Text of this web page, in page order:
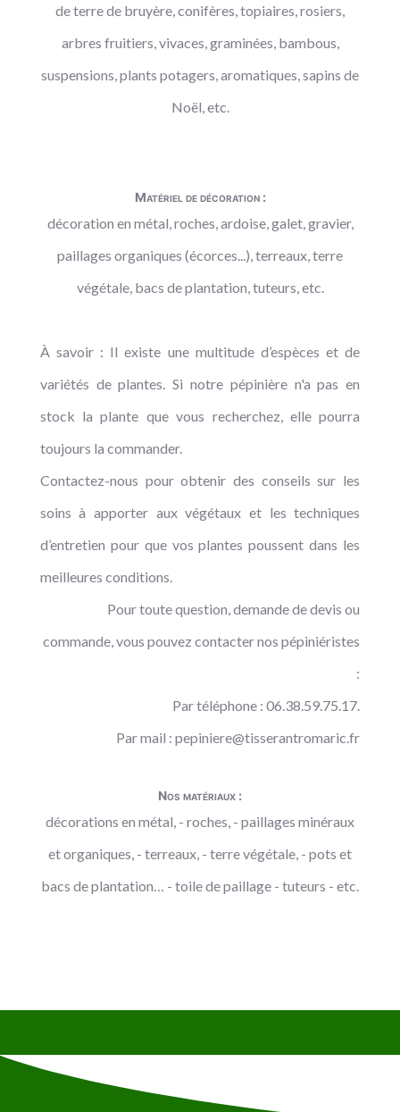
de terre de bruyère, conifères, topiaires, rosiers,
arbres fruitiers, vivaces, graminées, bambous,
suspensions, plants potagers, aromatiques, sapins de
Noël, etc.
Matériel de décoration :
décoration en métal, roches, ardoise, galet, gravier,
paillages organiques (écorces...), terreaux, terre
végétale, bacs de plantation, tuteurs, etc.
À savoir : Il existe une multitude d’espèces et de
variétés de plantes. Si notre pépinière n'a pas en
stock la plante que vous recherchez, elle pourra
toujours la commander.
Contactez-nous pour obtenir des conseils sur les
soins à apporter aux végétaux et les techniques
d’entretien pour que vos plantes poussent dans les
meilleures conditions.
Pour toute question, demande de devis ou
commande, vous pouvez contacter nos pépiniéristes
:
Par téléphone : 06.38.59.75.17.
Par mail :pepiniere@tisserantromaric.fr
Nos matériaux :
décorations en métal, - roches, - paillages minéraux
et organiques, - terreaux, - terre végétale, - pots et
bacs de plantation… - toile de paillage - tuteurs - etc.